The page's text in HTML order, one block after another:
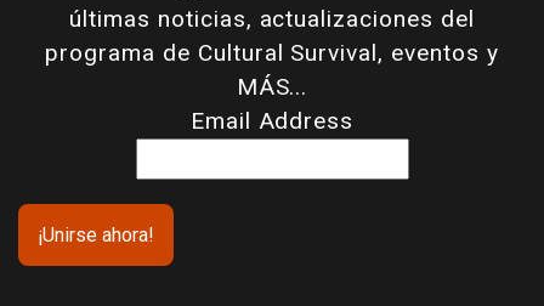
últimas noticias, actualizaciones del
programa de Cultural Survival, eventos y
MÁS...
Email Address